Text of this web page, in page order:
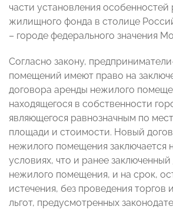
части установления особенностей
жилищного фонда в столице
– городе федерального значения
Согласно закону,
помещений имеют право на
договора аренды нежилого
находящегося в собственности
являющегося равнозначным по
площади и стоимости. Новый
нежилого помещения заключается
условиях, что и ранее
нежилого помещения, и на срок,
истечения, без проведения торгов
льгот, предусмотренных